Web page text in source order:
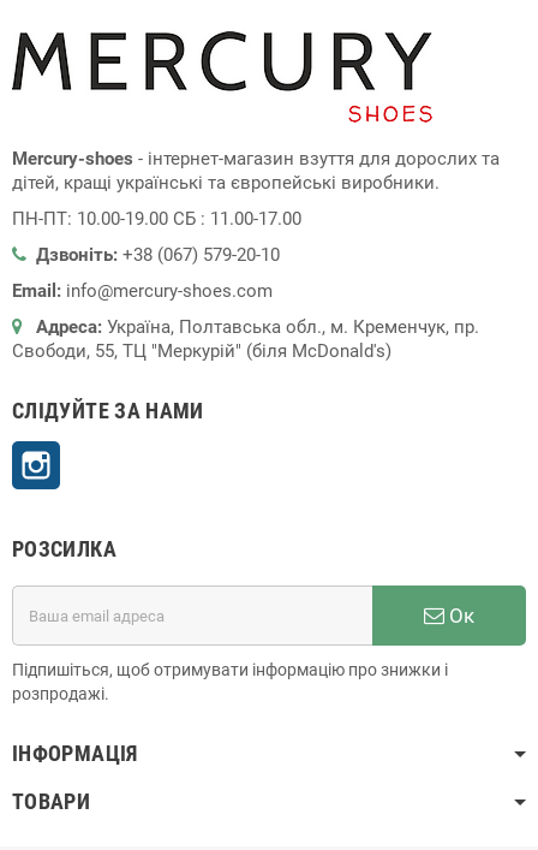
Mercury-shoes - інтернет-магазин взуття для дорослих та
дітей, кращі українські та європейські виробники.
ПН-ПТ: 10.00-19.00 СБ : 11.00-17.00
Дзвоніть: +38 (067) 579-20-10
Email: info@mercury-shoes.com
Адреса: Україна, Полтавська обл., м. Кременчук, пр.
Свободи, 55, ТЦ "Меркурій" (біля McDonald's)
СЛІДУЙТЕ ЗА НАМИ
РОЗСИЛКА
Ок
Підпишіться, щоб отримувати інформацію про знижки і
розпродажі.
ІНФОРМАЦІЯ
ТОВАРИ